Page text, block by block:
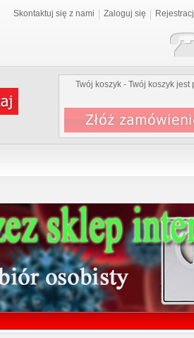
Skontaktuj się z nami Zaloguj się
Twój koszyk - Twój koszyk jest